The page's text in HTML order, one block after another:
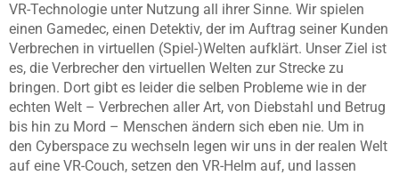
VR-Technologie unter Nutzung all ihrer Sinne. Wir spielen
einen Gamedec, einen Detektiv, der im Auftrag seiner Kunden
Verbrechen in virtuellen (Spiel-)Welten aufklärt. Unser Ziel ist
es, die Verbrecher den virtuellen Welten zur Strecke zu
bringen. Dort gibt es leider die selben Probleme wie in der
echten Welt – Verbrechen aller Art, von Diebstahl und Betrug
bis hin zu Mord – Menschen ändern sich eben nie. Um in
den Cyberspace zu wechseln legen wir uns in der realen Welt
auf eine VR-Couch, setzen den VR-Helm auf, und lassen